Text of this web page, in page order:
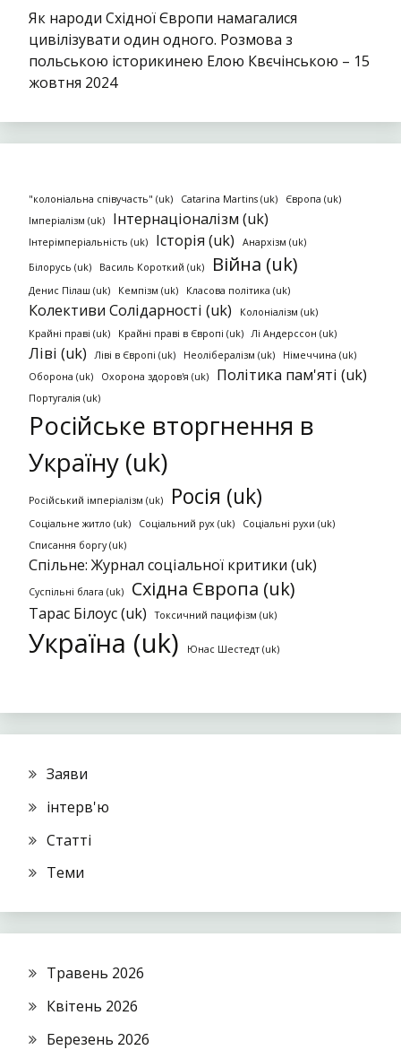
Як народи Східної Європи намагалися
цивілізувати один одного. Розмова з
польською історикинею Елою Квєчінською – 15
жовтня 2024
"колоніальна співучасть" (uk) Catarina Martins (uk)
Європа (uk)
Імперіалізм (uk)
Інтернаціоналізм (uk)
Інтерімперіальність (uk) Історія (uk)
Анархізм (uk)
Білорусь (uk)
Василь Короткий (uk) Війна (uk)
Денис Пілаш (uk) Кемпізм (uk) Класова політика (uk)
Колективи Солідарності (uk)
Колоніалізм (uk)
Крайні праві (uk)
Крайні праві в Європі (uk) Лі Андерссон (uk)
Ліві (uk) Ліві в Європі (uk) Неолібералізм (uk)
Німеччина (uk)
Оборона (uk)
Охорона здоров'я (uk) Політика пам'яті (uk)
Португалія (uk)
Російське вторгнення в
Україну (uk)
Російський імперіалізм (uk) Росія (uk)
Соціальне житло (uk) Соціальний рух (uk)
Соціальні рухи (uk)
Списання боргу (uk)
Спільне: Журнал соціальної критики (uk)
Суспільні блага (uk) Східна Європа (uk)
Тарас Білоус (uk) Токсичний пацифізм (uk)
Україна (uk) Юнас Шестедт (uk)
Заяви
інтерв'ю
Статті
Теми
Травень 2026
Квітень 2026
Березень 2026